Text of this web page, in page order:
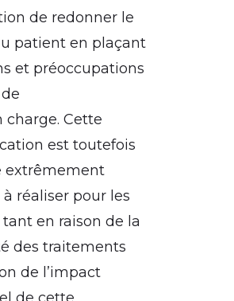
de redonner le
patient en plaçant
et préoccupations
charge. Cette
est toutefois
extrêmement
réaliser pour les
en raison de la
des traitements
de l’impact